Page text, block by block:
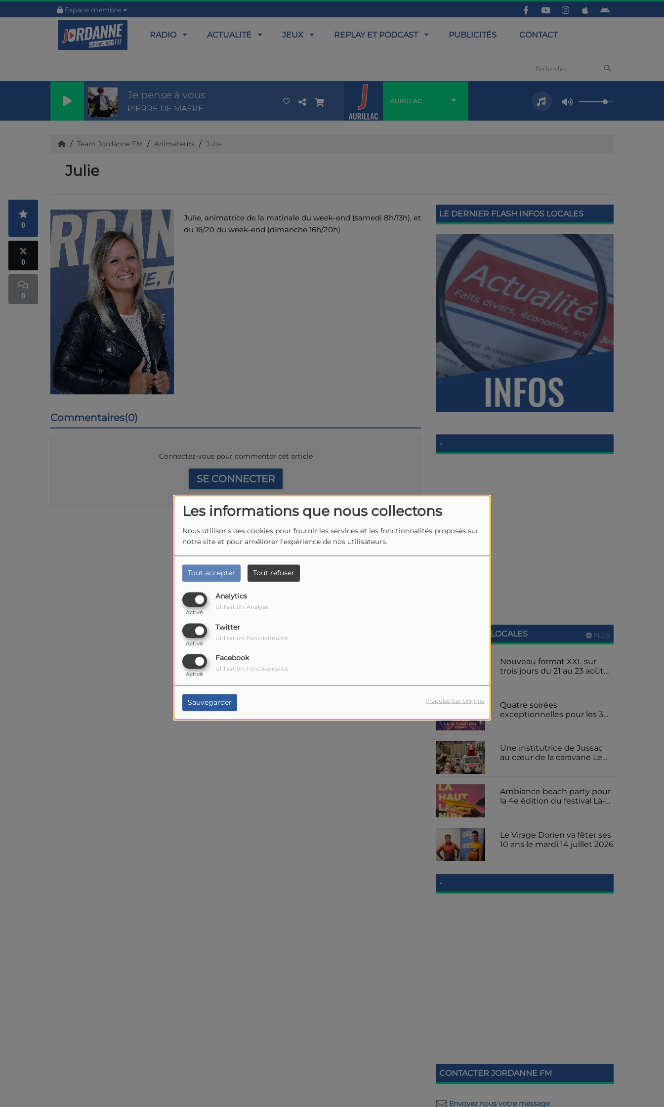
Les informations que nous collectons
Nous utilisons des cookies pour fournir les services et les fonctionnalités proposés sur
notre site et pour améliorer l'expérience de nos utilisateurs.
Tout accepter Tout refuser
Analytics
Activé
Utilisation: Analyse
Twitter
Activé
Utilisation: Fonctionnalité
Facebook
Activé
Utilisation: Fonctionnalité
Sauvegarder Propulsé par Orejime
Espace membre
RADIO ACTUALITÉ JEUX REPLAY ET PODCAST PUBLICITÉS CONTACT
Je pense à vous
PIERRE DE MAERE
AURILLAC
Team Jordanne FM Animateurs Julie
Julie
0
0
0
Julie, animatrice de la matinale du week-end (samedi 8h/13h), et
du 16/20 du week-end (dimanche 16h/20h)
Commentaires(0)
Connectez-vous pour commenter cet article
SE CONNECTER
LE DERNIER FLASH INFOS LOCALES
-
PLUS
ACTUALITÉS LOCALES
Nouveau format XXL sur
trois jours du 21 au 23 août
Quatre soirées
exceptionnelles pour les 30
Une institutrice de Jussac
au cœur de la caravane Le
Ambiance beach party pour
la 4e édition du festival Là-
Le Virage Dorien va fêter ses
10 ans le mardi 14 juillet 2026
-
CONTACTER JORDANNE FM
Envoyez nous votre message